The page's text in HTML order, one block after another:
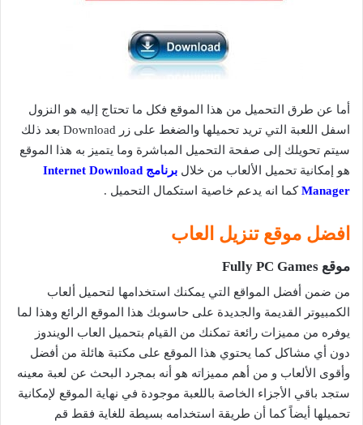
أما عن طرق التحميل من هذا الموقع فكل ما تحتاج إليه هو النزول
اسفل اللعبة التي تريد تحميلها والضغط على زر Download بعد ذلك
سيتم تحويلك إلى صفحة التحميل المباشرة وما يتميز به هذا الموقع
هو إمكانية تحميل الألعاب من خلال
برنامج Internet Download
Managerكما انه يدعم خاصية استكمال التحميل .
افضل موقع تنزيل العاب
موقع Fully PC Games
من ضمن أفضل المواقع التي يمكنك استخدامها لتحميل ألعاب
الكمبيوتر القديمة والجديدة على حاسوبك هذا الموقع الرائع وهذا لما
يوفره من مميزات رائعة تمكنك من القيام بتحميل العاب الويندوز
دون أي مشاكل كما يحتوي هذا الموقع على مكتبة هائلة من أفضل
وأقوى الألعاب و من أهم مميزاته هو أنه بمجرد البحث عن لعبة معينه
ستجد باقي الأجزاء الخاصة باللعبة موجودة في نهاية الموقع لإمكانية
تحميلها أيضاً كما أن طريقة استخدامه بسيطة للغاية فقط قم